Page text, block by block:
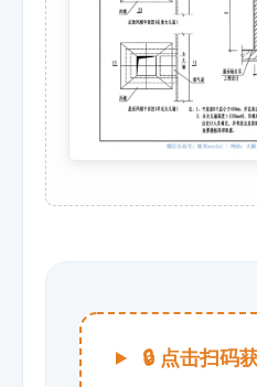
🔒 点击扫码